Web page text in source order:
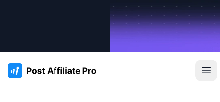
:site.title